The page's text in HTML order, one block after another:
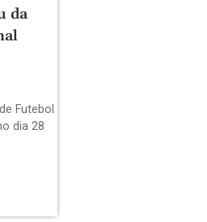
da
Futebol
dia 28